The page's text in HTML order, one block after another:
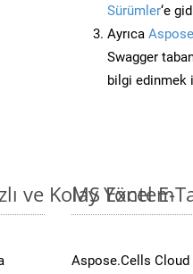
Sürümler‘e
Ayrıca
Swagger
bilgi edinmek
ve Kolay Yöntem
MS Excel E-
Aspose.Cells Cloud